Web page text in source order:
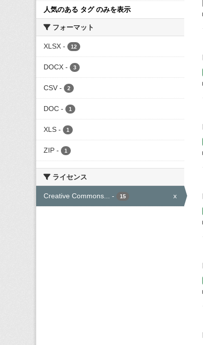
人気のある タグ のみを表示
フォーマット
XLSX - 12
DOCX - 3
CSV - 2
DOC - 1
XLS - 1
ZIP - 1
ライセンス
Creative Commons... - 15 x